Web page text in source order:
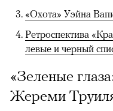
«Охота» Уэйна
Ретроспектива
левые и черный
«Зеленые
Жереми